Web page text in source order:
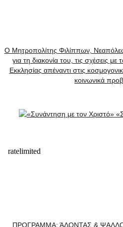
Ο Μητροπολίτης Φιλίππων,
για τη διακονία του, τις σχέσεις
Εκκλησίας απέναντι στις
κοινωνικά
ΠΡΟΓΡΑΜΜΑ: ΆΔΟΝΤΑΣ &